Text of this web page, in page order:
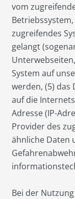
vom
zugreifendes
gelangt
System auf
werden, (5)
auf die
Adresse (IP-
Provider des
ähnliche Daten
Bei der